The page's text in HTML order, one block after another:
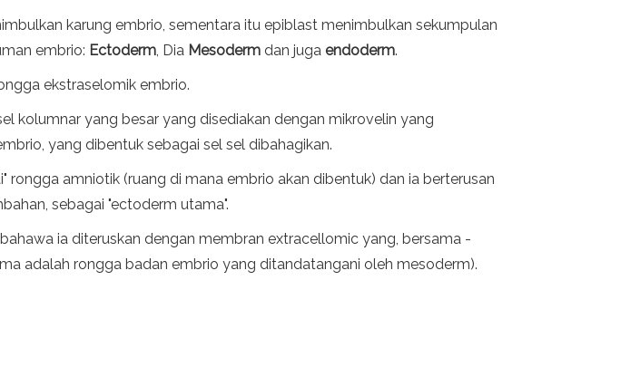
karung embrio, sementara itu epiblast menimbulkan sekumpulan
embrio: Ectoderm, Dia Mesoderm dan juga endoderm.
ekstraselomik embrio.
kolumnar yang besar yang disediakan dengan mikrovelin yang
yang dibentuk sebagai sel sel dibahagikan.
amniotik (ruang di mana embrio akan dibentuk) dan ia berterusan
sebagai "ectoderm utama".
ia diteruskan dengan membran extracellomic yang, bersama -
adalah rongga badan embrio yang ditandatangani oleh mesoderm).